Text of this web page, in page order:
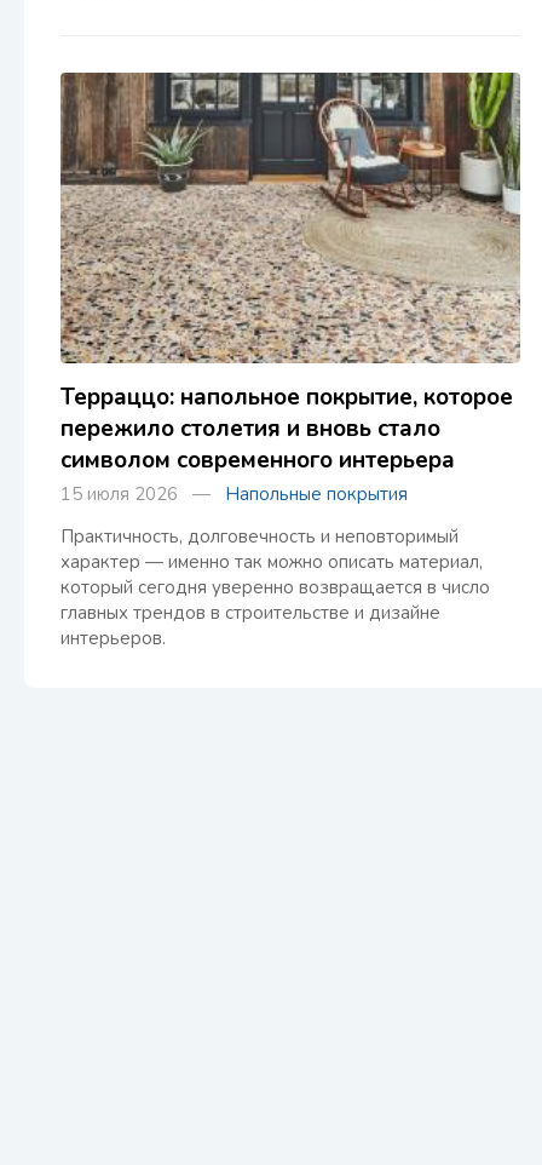
Терраццо: напольное покрытие, которое
пережило столетия и вновь стало
символом современного интерьера
15 июля 2026 — Напольные покрытия
Практичность, долговечность и неповторимый
характер — именно так можно описать материал,
который сегодня уверенно возвращается в число
главных трендов в строительстве и дизайне
интерьеров.